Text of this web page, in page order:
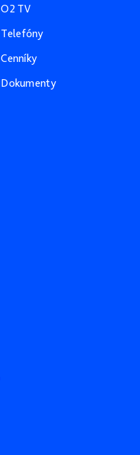
O2 TV
Telefóny
Cenníky
Dokumenty